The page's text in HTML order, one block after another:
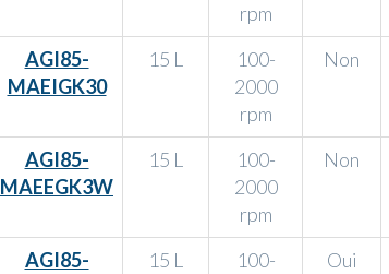
rpm
AGI85-
MAEIGK30
15 L
100-
2000
rpm
Non
AGI85-
MAEEGK3W
15 L
100-
2000
rpm
Non
AGI85-
15 L
100-
Oui